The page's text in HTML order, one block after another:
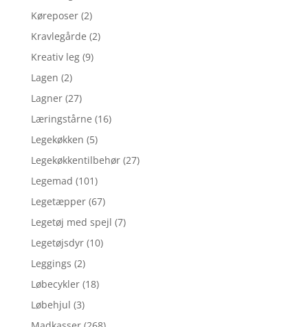
Køreposer (2)
Kravlegårde (2)
Kreativ leg (9)
Lagen (2)
Lagner (27)
Læringstårne (16)
Legekøkken (5)
Legekøkkentilbehør (27)
Legemad (101)
Legetæpper (67)
Legetøj med spejl (7)
Legetøjsdyr (10)
Leggings (2)
Løbecykler (18)
Løbehjul (3)